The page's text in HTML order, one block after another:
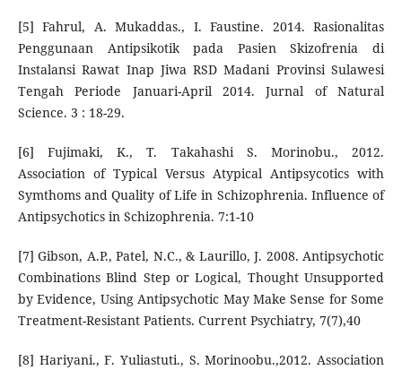
[5] Fahrul, A. Mukaddas., I. Faustine. 2014. Rasionalitas
Penggunaan Antipsikotik pada Pasien Skizofrenia di
Instalansi Rawat Inap Jiwa RSD Madani Provinsi Sulawesi
Tengah Periode Januari-April 2014. Jurnal of Natural
Science. 3 : 18-29.
[6] Fujimaki, K., T. Takahashi S. Morinobu., 2012.
Association of Typical Versus Atypical Antipsycotics with
Symthoms and Quality of Life in Schizophrenia. Influence of
Antipsychotics in Schizophrenia. 7:1-10
[7] Gibson, A.P., Patel, N.C., & Laurillo, J. 2008. Antipsychotic
Combinations Blind Step or Logical, Thought Unsupported
by Evidence, Using Antipsychotic May Make Sense for Some
Treatment-Resistant Patients. Current Psychiatry, 7(7),40
[8] Hariyani., F. Yuliastuti., S. Morinoobu.,2012. Association